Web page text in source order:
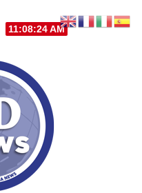
11:08:25 AM